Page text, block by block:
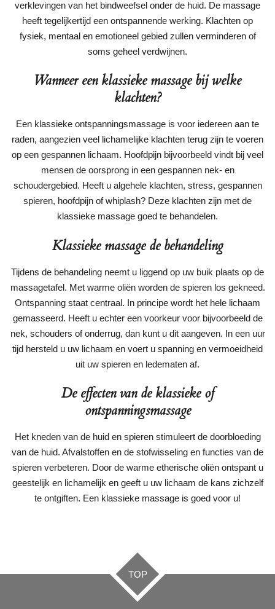
verklevingen van het bindweefsel onder de huid. De massage
heeft tegelijkertijd een ontspannende werking. Klachten op
fysiek, mentaal en emotioneel gebied zullen verminderen of
soms geheel verdwijnen.
Wanneer een klassieke massage bij welke
klachten?
Een klassieke ontspanningsmassage is voor iedereen aan te
raden, aangezien veel lichamelijke klachten terug zijn te voeren
op een gespannen lichaam. Hoofdpijn bijvoorbeeld vindt bij veel
mensen de oorsprong in een gespannen nek- en
schoudergebied. Heeft u algehele klachten, stress, gespannen
spieren, hoofdpijn of whiplash? Deze klachten zijn met de
klassieke massage goed te behandelen.
Klassieke massage de behandeling
Tijdens de behandeling neemt u liggend op uw buik plaats op de
massagetafel. Met warme oliën worden de spieren los gekneed.
Ontspanning staat centraal. In principe wordt het hele lichaam
gemasseerd. Heeft u echter een voorkeur voor bijvoorbeeld de
nek, schouders of onderrug, dan kunt u dit aangeven. In een uur
tijd hersteld u uw lichaam en voert u spanning en vermoeidheid
uit uw spieren en ledematen af.
De effecten van de klassieke of
ontspanningsmassage
Het kneden van de huid en spieren stimuleert de doorbloeding
van de huid. Afvalstoffen en de stofwisseling en functies van de
spieren verbeteren. Door de warme etherische oliën ontspant u
geestelijk en lichamelijk en geeft u uw lichaam de kans zichzelf
te ontgiften. Een klassieke massage is goed voor u!
TOP